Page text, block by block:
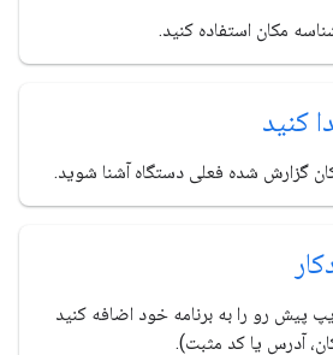
مکان استفاده کنید.
کنید
گزارش شده فعلی دستگاه آشنا شوید.
پیش رو را به برنامه خود اضافه کنید
آدرس یا کد مثبت).